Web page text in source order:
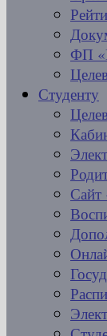
ФП
Студенту
Сайт